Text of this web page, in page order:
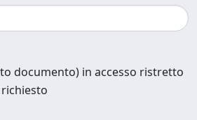
documento) in accesso ristretto